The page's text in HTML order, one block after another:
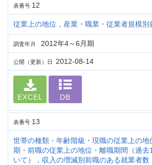
表番号 12
従業上の地位，産業・職業・従業者規模別
調査年月 2012年4～6月期
公開（更新）日 2012-08-14
EXCEL DB
表番号 13
世帯の種類・年齢階級・現職の従業上の地
期・前職の従業上の地位・離職期間（過去
いて），収入の増減別前職のある就業者数